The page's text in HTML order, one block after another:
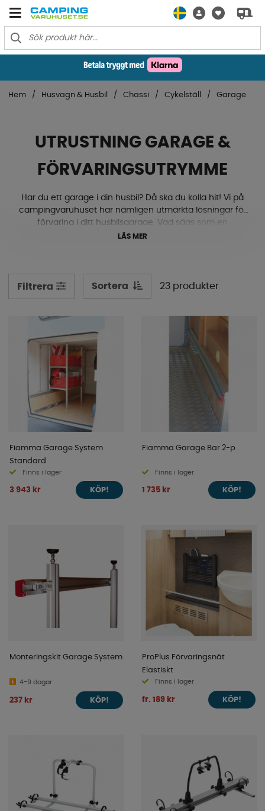
Hem Husvagn & Husbil Chassi Cykelställ Garage
UTRUSTNING GARAGE &
FÖRVARINGSUTRYMME
Har du ett garage i din husbil? Då ska du kolla hit! Vi på
campingvaruhuset har nämligen utmärkta lösningar för
förvaring i ditt husbilsgarage. Vad sägs som en
teleskopisk utdragbar ramp, förvaringsbox, stoppkloss
under körning, detta kan användas både i garaget eller i
din husbil, men lämpar sig också för dig som
husvagnsägare.
LÄS MER
Filtrera Sortera 23 produkter
Fiamma Garage System
Standard
Finns i lager
3 943 kr KÖP!
Fiamma Garage Bar 2-p
Finns i lager
1 735 kr KÖP!
Monteringskit Garage System
4-9 dagar
237 kr KÖP!
ProPlus Förvaringsnät
Elastiskt
Finns i lager
fr. 189 kr KÖP!